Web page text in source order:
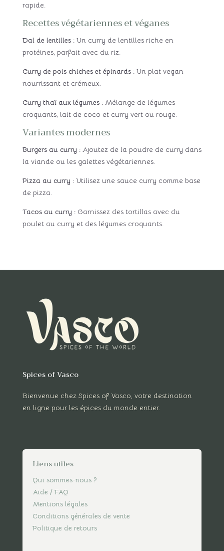
rapide.
Recettes végétariennes et véganes
Dal de lentilles :Un curry de lentilles riche en
protéines, parfait avec du riz.
Curry de pois chiches et épinards :Un plat vegan
nourrissant et crémeux.
Curry thaï aux légumes :Mélange de légumes
croquants, lait de coco et curry vert ou rouge.
Variantes modernes
Burgers au curry :Ajoutez de la poudre de curry dans
la viande ou les galettes végétariennes.
Pizza au curry :Utilisez une sauce curry comme base
de pizza.
Tacos au curry : Garnissez des tortillas avec du
poulet au curry et des légumes croquants.
Spices of Vasco
Bienvenue chez Spices of Vasco, votre destination
en ligne pour les épices du monde entier.
Liens utiles
Qui sommes-nous ?
Aide / FAQ
Mentions légales
Conditions générales de vente
Politique de retours